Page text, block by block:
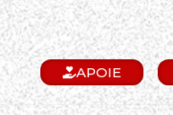
APOIE